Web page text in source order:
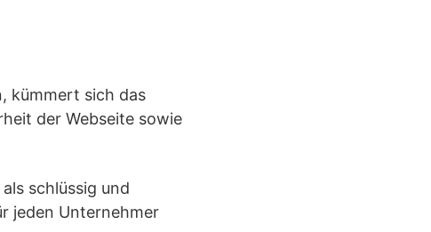
kümmert sich das
der Webseite sowie
schlüssig und
jeden Unternehmer